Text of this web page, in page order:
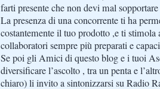
farti presente che non devi mal
La presenza di una concorrente ti ha
costantemente il tuo prodotto ,e ti stimola
collaboratori sempre più preparati e
Se poi gli Amici di questo blog e i tuoi
diversificare l’ascolto , tra un penta e
chiaro) li invito a sintonizzarsi su Radio